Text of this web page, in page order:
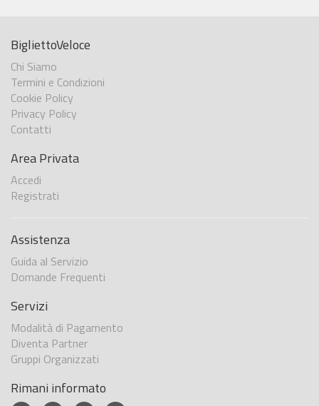
BigliettoVeloce
Chi Siamo
Termini e Condizioni
Cookie Policy
Privacy Policy
Contatti
Area Privata
Accedi
Registrati
Assistenza
Guida al Servizio
Domande Frequenti
Servizi
Modalità di Pagamento
Diventa Partner
Gruppi Organizzati
Rimani informato